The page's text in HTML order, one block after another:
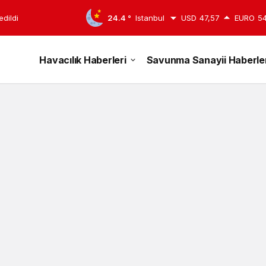
24.4 ° Istanbul USD 47,57 EURO
Havacılık Haberleri Savunma Sanayii